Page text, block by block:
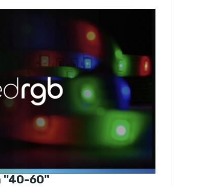
''40-60''